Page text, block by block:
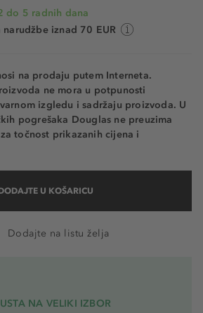
do 5 radnih dana
iznad 70 EUR
na prodaju putem Interneta.
ne mora u potpunosti
izgledu i sadržaju proizvoda. U
pogrešaka Douglas ne preuzima
točnost prikazanih cijena i
U KOŠARICU
Dodajte na listu želja
NA VELIKI IZBOR